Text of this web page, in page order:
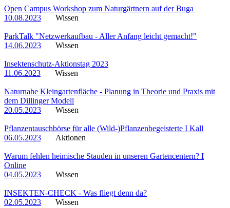
Open Campus Workshop zum Naturgärtnern auf der Buga
10.08.2023
Wissen
ParkTalk "Netzwerkaufbau - Aller Anfang leicht gemacht!"
14.06.2023
Wissen
Insektenschutz-Aktionstag 2023
11.06.2023
Wissen
Naturnahe Kleingartenfläche - Planung in Theorie und Praxis mit
dem Dillinger Modell
20.05.2023
Wissen
Pflanzentauschbörse für alle (Wild-)Pflanzenbegeisterte I Kall
06.05.2023
Aktionen
Warum fehlen heimische Stauden in unseren Gartencentern? I
Online
04.05.2023
Wissen
INSEKTEN-CHECK - Was fliegt denn da?
02.05.2023
Wissen